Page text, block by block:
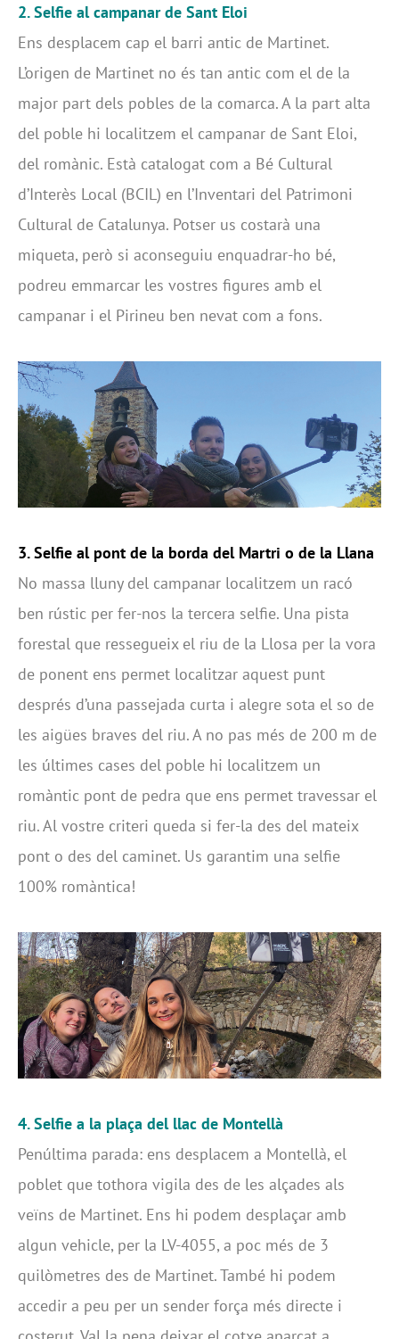
2. Selfie al campanar de Sant Eloi
Ens desplacem cap el barri antic de Martinet.
L’origen de Martinet no és tan antic com el de la
major part dels pobles de la comarca. A la part alta
del poble hi localitzem el campanar de Sant Eloi,
del romànic. Està catalogat com a Bé Cultural
d’Interès Local (BCIL) en l’Inventari del Patrimoni
Cultural de Catalunya. Potser us costarà una
miqueta, però si aconseguiu enquadrar-ho bé,
podreu emmarcar les vostres figures amb el
campanar i el Pirineu ben nevat com a fons.
3. Selfie al pont de la borda del Martri o de la Llana
No massa lluny del campanar localitzem un racó
ben rústic per fer-nos la tercera selfie. Una pista
forestal que ressegueix el riu de la Llosa per la vora
de ponent ens permet localitzar aquest punt
després d’una passejada curta i alegre sota el so de
les aigües braves del riu. A no pas més de 200 m de
les últimes cases del poble hi localitzem un
romàntic pont de pedra que ens permet travessar el
riu. Al vostre criteri queda si fer-la des del mateix
pont o des del caminet. Us garantim una selfie
100% romàntica!
4. Selfie a la plaça del llac de Montellà
Penúltima parada: ens desplacem a Montellà, el
poblet que tothora vigila des de les alçades als
veïns de Martinet. Ens hi podem desplaçar amb
algun vehicle, per la LV-4055, a poc més de 3
quilòmetres des de Martinet. També hi podem
accedir a peu per un sender força més directe i